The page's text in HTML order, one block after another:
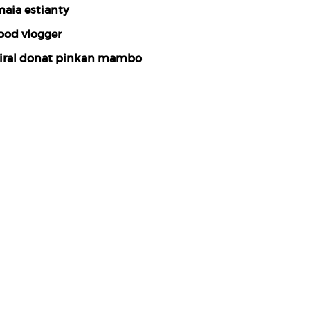
estianty
vlogger
donat pinkan mambo